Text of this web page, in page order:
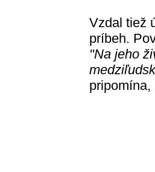
Vzdal tiež
príbeh.
"Na jeho
pripomína,